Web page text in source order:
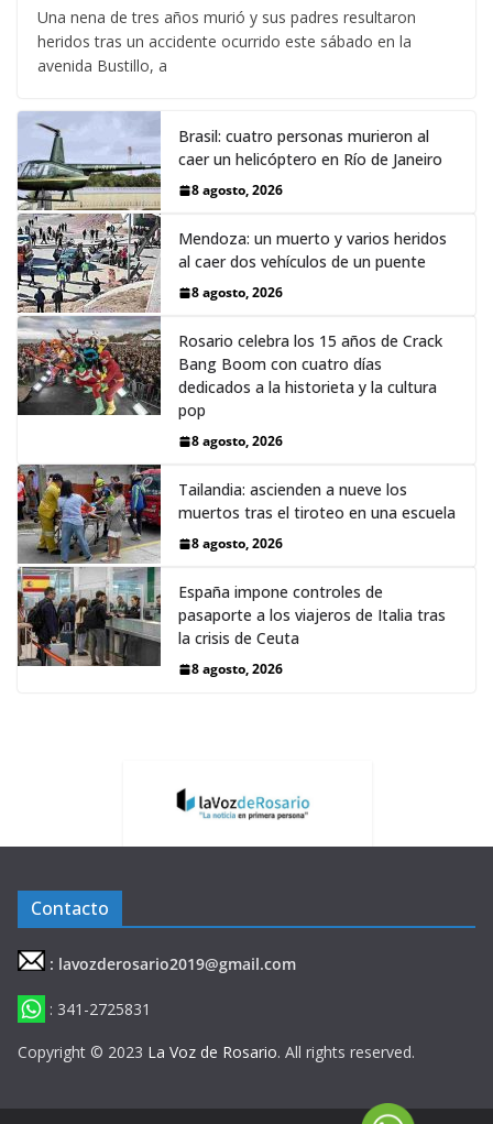
Una nena de tres años murió y sus padres resultaron
heridos tras un accidente ocurrido este sábado en la
avenida Bustillo, a
Brasil: cuatro personas murieron al
caer un helicóptero en Río de Janeiro
8 agosto, 2026
Mendoza: un muerto y varios heridos
al caer dos vehículos de un puente
8 agosto, 2026
Rosario celebra los 15 años de Crack
Bang Boom con cuatro días
dedicados a la historieta y la cultura
pop
8 agosto, 2026
Tailandia: ascienden a nueve los
muertos tras el tiroteo en una escuela
8 agosto, 2026
España impone controles de
pasaporte a los viajeros de Italia tras
la crisis de Ceuta
8 agosto, 2026
Contacto
: lavozderosario2019@gmail.com
: 341-2725831
Copyright © 2023 La Voz de Rosario. All rights reserved.